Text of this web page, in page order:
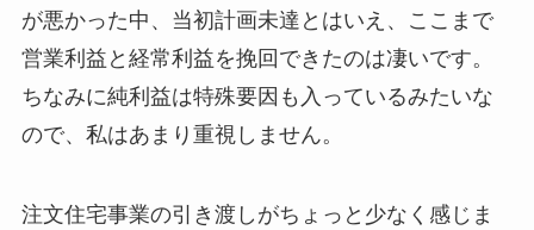
が悪かった中、当初計画未達とはいえ、ここまで
営業利益と経常利益を挽回できたのは凄いです。
ちなみに純利益は特殊要因も入っているみたいな
ので、私はあまり重視しません。
注文住宅事業の引き渡しがちょっと少なく感じま